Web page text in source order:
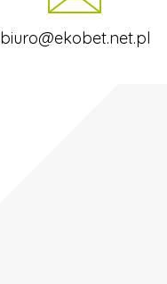
biuro@ekobet.net.pl